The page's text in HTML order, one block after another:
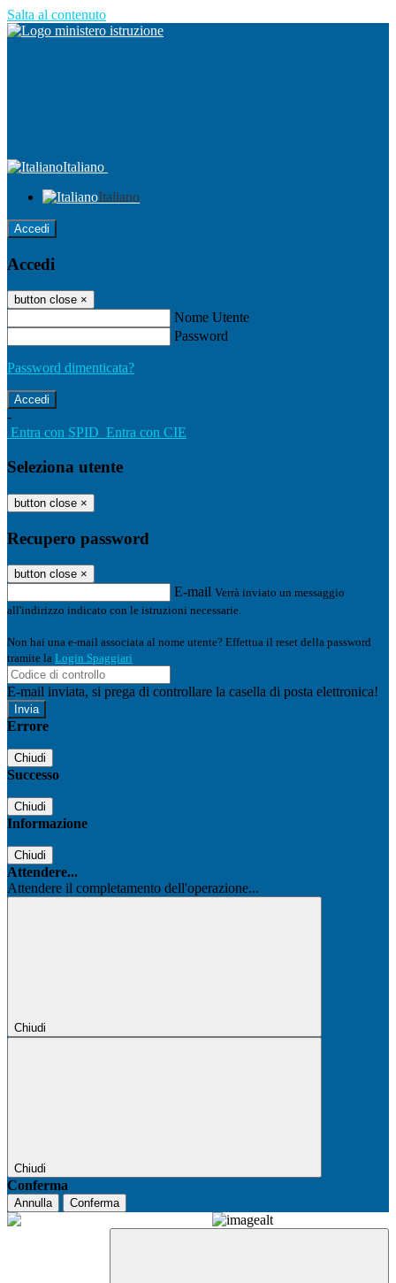
Salta al contenuto
Italiano
Italiano
Accedi
Accedi
button close ×
Nome Utente
Password
Password dimenticata?
-
Entra con SPID Entra con CIE
Seleziona utente
button close ×
Recupero password
button close ×
E-mail Verrà inviato un messaggio
all'indirizzo indicato con le istruzioni necessarie.
Non hai una e-mail associata al nome utente? Effettua il reset della password
tramite la Login Spaggiari
E-mail inviata, si prega di controllare la casella di posta elettronica!
Errore
Chiudi
Successo
Chiudi
Informazione
Chiudi
Attendere...
Attendere il completamento dell'operazione...
Chiudi
Chiudi
Conferma
Annulla Conferma